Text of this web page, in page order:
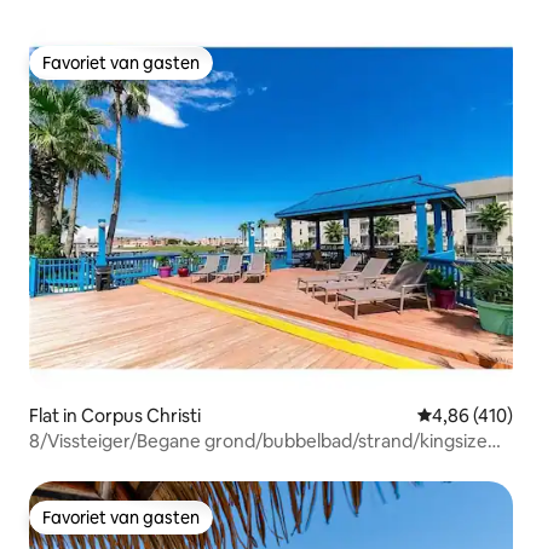
Favoriet van gasten
Favoriet van gasten
Flat in Corpus Christi Gemiddelde
4,86 (410)
8/Vissteiger/Begane grond/bubbelbad/strand/kingsize
Favoriet van gasten
Favoriet van gasten